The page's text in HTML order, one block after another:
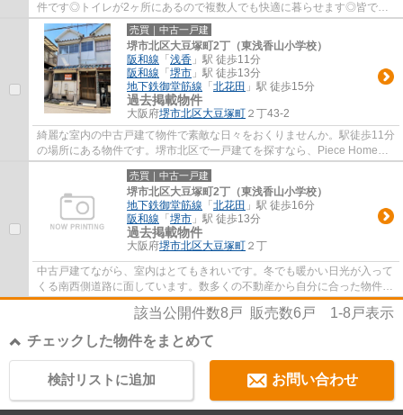
件です◎トイレが2ヶ所にあるので複数人でも快適に暮らせます◎皆で仲
良く生活できる3LDKの物件情報はこちらです◎住み...
売買｜中古一戸建
堺市北区大豆塚町2丁（東浅香山小学校）
阪和線 「 浅香 」駅 徒歩11分
阪和線 「 堺市 」駅 徒歩13分
地下鉄御堂筋線 「 北花田 」駅 徒歩15分
過去掲載物件
大阪府堺市北区大豆塚町 ２丁43-2
綺麗な室内の中古戸建て物件で素敵な日々をおくりませんか。駅徒歩11分
の場所にある物件です。堺市北区で一戸建てを探すなら、Piece Homeま
でご連絡下さい。0722462211からお電話いた...
売買｜中古一戸建
堺市北区大豆塚町2丁（東浅香山小学校）
地下鉄御堂筋線 「 北花田 」駅 徒歩16分
阪和線 「 堺市 」駅 徒歩13分
過去掲載物件
大阪府堺市北区大豆塚町 ２丁
中古戸建てながら、室内はとてもきれいです。冬でも暖かい日光が入って
くる南西側道路に面しています。数多くの不動産から自分に合った物件を
選ぶのは難しい、とお困りの方は当社にお...
該当公開件数8 戸 販売数6 戸 1-8 戸表示
チェックした物件をまとめて
お問い合わせ
検討リストに追加